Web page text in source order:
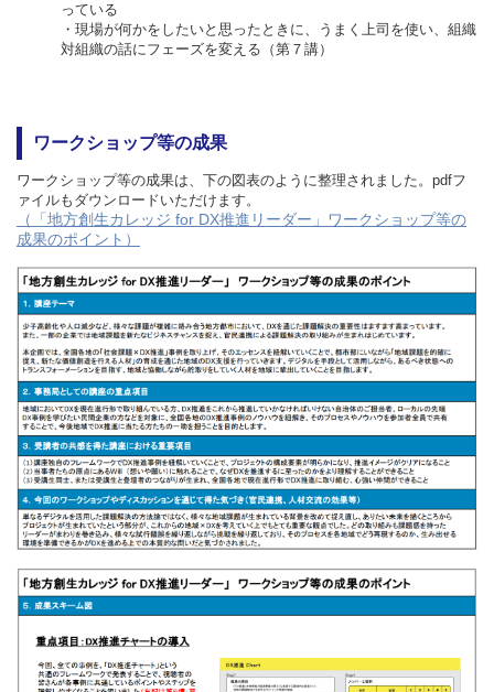
っている
・現場が何かをしたいと思ったときに、うまく上司を使い、組織
対組織の話にフェーズを変える（第７講）
ワークショップ等の成果
ワークショップ等の成果は、下の図表のように整理されました。pdfフ
ァイルもダウンロードいただけます。
（「地方創生カレッジ for DX推進リーダー」ワークショップ等の
成果のポイント）